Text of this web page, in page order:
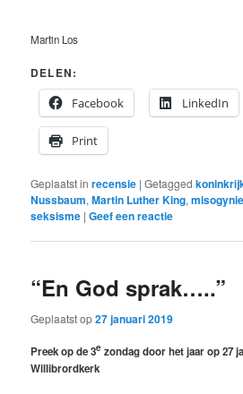
Martin Los
DELEN:
Facebook
LinkedIn
Print
Geplaatst in recensie |Getagged
Nussbaum,Martin Luther King,misogynie
seksisme |Geef een reactie
“En God sprak…..”
Geplaatst op27 januari 2019
Preek op de 3e zondag door het jaar op 27
Willibrordkerk